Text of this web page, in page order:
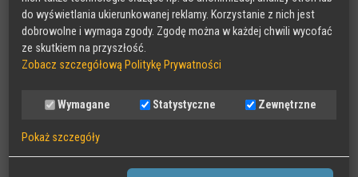
do wyświetlania ukierunkowanej reklamy. Korzystanie z nich jest
dobrowolne i wymaga zgody. Zgodę można w każdej chwili wycofać
ze skutkiem na przyszłość.
Zobacz szczegółową Politykę Prywatności
Wymagane Statystyczne Zewnętrzne
Pokaż szczegóły